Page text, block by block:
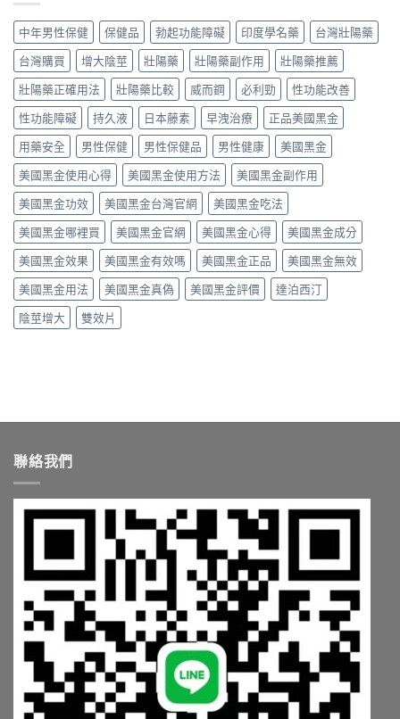
真
假
一
搞
懂〉
中
成
分、
法、
效
果
與
真
假
辨
別〉
中
使
用
個
月
心
得：
成
分、
吃
法、
副
作
用
與
真
假
辨
別〉
藥
師
身
經
驗
談
每
保
養、
副
作
用
與
價
格〉
中
而
鋼
差
在
哪？
藥
師
親
比
較
藥
效
時
間、
硬
度、
副
作
用，
一
中年男性保健 保健品 勃起功能障礙 印度學名藥
台灣壯陽藥
台灣購買
增大陰莖 壯陽藥 壯陽藥副作用
壯陽藥推薦
壯陽藥正確用法
壯陽藥比較 威而鋼 必利勁
性功能改善
性功能障礙
持久液 日本藤素 早洩治療
正品美國黑金
用藥安全
男性保健 男性保健品 男性健康
美國黑金
美國黑金使用心得
美國黑金使用方法
美國黑金副作用
美國黑金功效
美國黑金台灣官網
美國黑金吃法
美國黑金哪裡買
美國黑金官網 美國黑金心得
美國黑金成分
美國黑金效果
美國黑金有效嗎 美國黑金正品
美國黑金無效
美國黑金用法
美國黑金真偽 美國黑金評價
達泊西汀
陰莖增大
雙效片
聯絡我們